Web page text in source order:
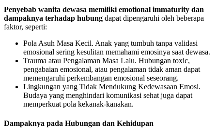
Penyebab wanita dewasa memiliki emotional immaturity dan
dampaknya terhadap hubung dapat dipengaruhi oleh beberapa
faktor, seperti:
Pola Asuh Masa Kecil. Anak yang tumbuh tanpa validasi
emosional sering kesulitan memahami emosinya saat dewasa.
Trauma atau Pengalaman Masa Lalu. Hubungan toxic,
pengabaian emosional, atau pengalaman tidak aman dapat
memengaruhi perkembangan emosional seseorang.
Lingkungan yang Tidak Mendukung Kedewasaan Emosi.
Budaya yang menghindari komunikasi sehat juga dapat
memperkuat pola kekanak-kanakan.
Dampaknya pada Hubungan dan Kehidupan